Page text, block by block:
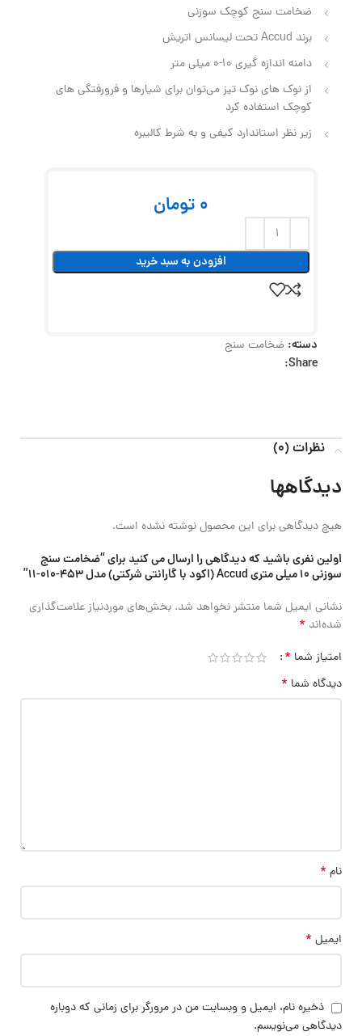
ضخامت سنج کوچک سوزنی
برند Accud تحت لیسانس اتریش
دامنه اندازه گیری 10-0 میلی متر
از نوک‌ های نوک‌ تیز می‌توان برای شیارها و فرورفتگی‌ های
کوچک استفاده کرد
زیر نظر استاندارد کیفی و به شرط کالیبره
0 تومان
افزودن به سبد خرید
دسته: ضخامت سنج
Share:
نظرات (0)
دیدگاهها
هیچ دیدگاهی برای این محصول نوشته نشده است.
اولین نفری باشید که دیدگاهی را ارسال می کنید برای “ضخامت سنج
سوزنی 10 میلی متری Accud (اکود با گارانتی شرکتی) مدل 453-010-11”
نشانی ایمیل شما منتشر نخواهد شد. بخش‌های موردنیاز علامت‌گذاری
شده‌اند *
امتیاز شما *
دیدگاه شما *
نام *
ایمیل *
ذخیره نام، ایمیل و وبسایت من در مرورگر برای زمانی که دوباره
دیدگاهی می‌نویسم.